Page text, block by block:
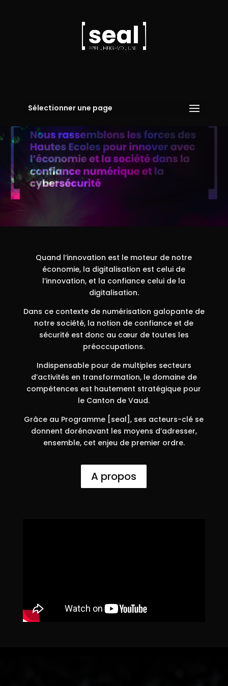
Sélectionner une page
Quand l’innovation est le moteur de notre
économie, la digitalisation est celui de
l’innovation, et la confiance celui de la
digitalisation.
Dans ce contexte de numérisation galopante de
notre société, la notion de confiance et de
sécurité est donc au cœur de toutes les
préoccupations.
Indispensable pour de multiples secteurs
d’activités en transformation, le domaine de
compétences est hautement stratégique pour
le Canton de Vaud.
Grâce au Programme [seal], ses acteurs-clé se
donnent dorénavant les moyens d’adresser,
ensemble, cet enjeu de premier ordre.
A propos